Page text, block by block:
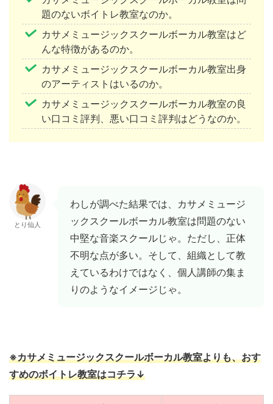
題のないボイトレ教室なのか。
カサメミュージックスクールボーカル教室はど
んな特徴があるのか。
カサメミュージックスクールボーカル教室出身
のアーティストはいるのか。
カサメミュージックスクールボーカル教室の良
い口コミ評判、悪い口コミ評判はどうなのか。
とり仙人
わしが調べた結果では、カサメミュージ
ックスクールボーカル教室は問題のない
中堅な音楽スクールじゃ。ただし、正体
不明な点が多い。そして、組織として教
えているわけではなく、個人講師の集ま
りのようなイメージじゃ。
※カサメミュージックスクールボーカル教室よりも、おす
すめのボイトレ教室はコチラ↓